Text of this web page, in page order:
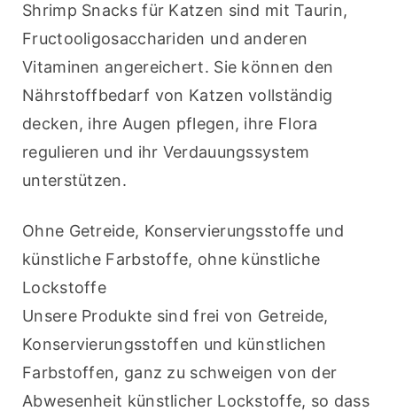
Shrimp Snacks für Katzen sind mit Taurin,
Fructooligosacchariden und anderen
Vitaminen angereichert. Sie können den
Nährstoffbedarf von Katzen vollständig
decken, ihre Augen pflegen, ihre Flora
regulieren und ihr Verdauungssystem
unterstützen.
Ohne Getreide, Konservierungsstoffe und
künstliche Farbstoffe, ohne künstliche
Lockstoffe
Unsere Produkte sind frei von Getreide,
Konservierungsstoffen und künstlichen
Farbstoffen, ganz zu schweigen von der
Abwesenheit künstlicher Lockstoffe, so dass